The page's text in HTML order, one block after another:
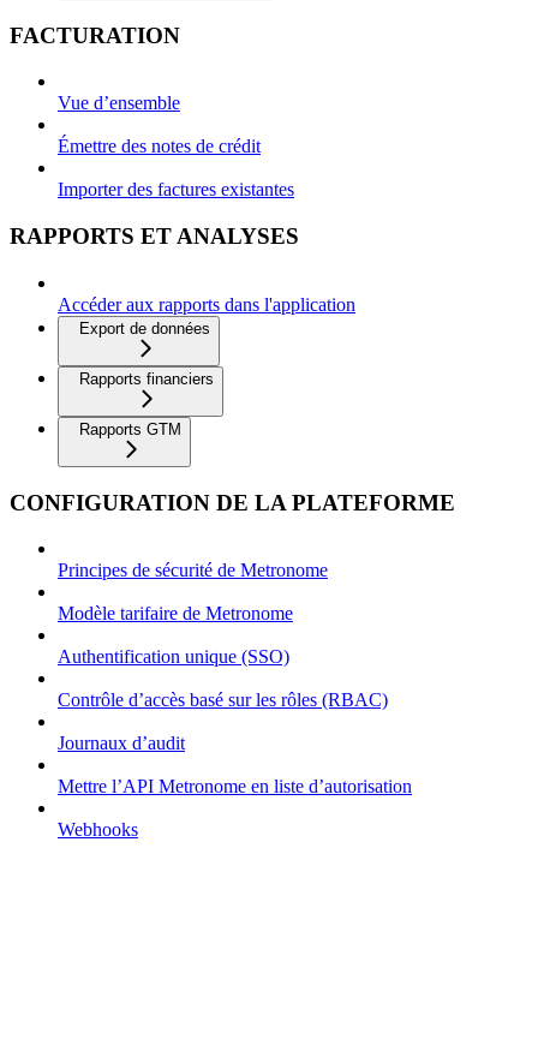
FACTURATION
Vue d’ensemble
Émettre des notes de crédit
Importer des factures existantes
RAPPORTS ET ANALYSES
Accéder aux rapports dans l'application
Export de données
Rapports financiers
Rapports GTM
CONFIGURATION DE LA PLATEFORME
Principes de sécurité de Metronome
Modèle tarifaire de Metronome
Authentification unique (SSO)
Contrôle d’accès basé sur les rôles (RBAC)
Journaux d’audit
Mettre l’API Metronome en liste d’autorisation
Webhooks